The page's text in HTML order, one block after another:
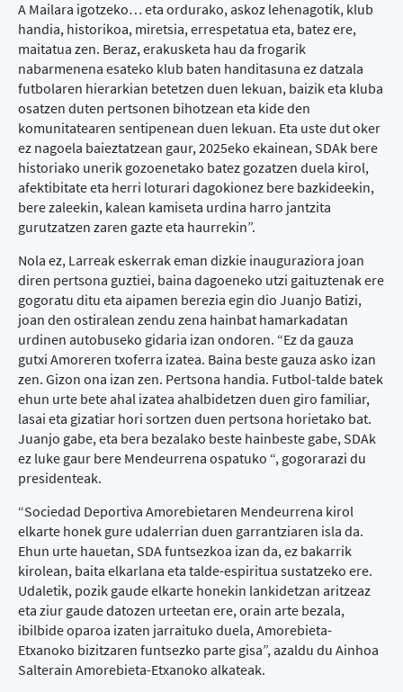
A Mailara igotzeko… eta ordurako, askoz lehenagotik, klub
handia, historikoa, miretsia, errespetatua eta, batez ere,
maitatua zen. Beraz, erakusketa hau da frogarik
nabarmenena esateko klub baten handitasuna ez datzala
futbolaren hierarkian betetzen duen lekuan, baizik eta kluba
osatzen duten pertsonen bihotzean eta kide den
komunitatearen sentipenean duen lekuan. Eta uste dut oker
ez nagoela baieztatzean gaur, 2025eko ekainean, SDAk bere
historiako unerik gozoenetako batez gozatzen duela kirol,
afektibitate eta herri loturari dagokionez bere bazkideekin,
bere zaleekin, kalean kamiseta urdina harro jantzita
gurutzatzen zaren gazte eta haurrekin”.
Nola ez, Larreak eskerrak eman dizkie inauguraziora joan
diren pertsona guztiei, baina dagoeneko utzi gaituztenak ere
gogoratu ditu eta aipamen berezia egin dio Juanjo Batizi,
joan den ostiralean zendu zena hainbat hamarkadatan
urdinen autobuseko gidaria izan ondoren. “Ez da gauza
gutxi Amoreren txoferra izatea. Baina beste gauza asko izan
zen. Gizon ona izan zen. Pertsona handia. Futbol-talde batek
ehun urte bete ahal izatea ahalbidetzen duen giro familiar,
lasai eta gizatiar hori sortzen duen pertsona horietako bat.
Juanjo gabe, eta bera bezalako beste hainbeste gabe, SDAk
ez luke gaur bere Mendeurrena ospatuko “, gogorarazi du
presidenteak.
“Sociedad Deportiva Amorebietaren Mendeurrena kirol
elkarte honek gure udalerrian duen garrantziaren isla da.
Ehun urte hauetan, SDA funtsezkoa izan da, ez bakarrik
kirolean, baita elkarlana eta talde-espiritua sustatzeko ere.
Udaletik, pozik gaude elkarte honekin lankidetzan aritzeaz
eta ziur gaude datozen urteetan ere, orain arte bezala,
ibilbide oparoa izaten jarraituko duela, Amorebieta-
Etxanoko bizitzaren funtsezko parte gisa”, azaldu du Ainhoa
Salterain Amorebieta-Etxanoko alkateak.